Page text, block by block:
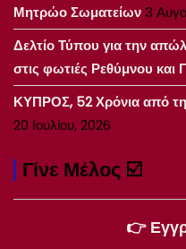
Μητρώο Σωματείων3
Δελτίο Τύπου για την
στις φωτιές Ρεθύμνου και
ΚΥΠΡΟΣ, 52 Χρόνια από
20 Ιουλίου, 2026
Γίνε Μέλος ☑️
👉